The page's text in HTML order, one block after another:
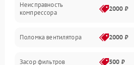
Электропитание
Неисправность
компрессора
2000 ₽
Поломка вентилятора 2000 ₽
Засор фильтров 500 ₽